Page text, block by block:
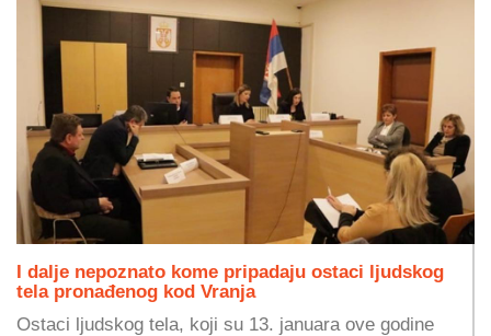
I dalje nepoznato kome pripadaju ostaci ljudskog
tela pronađenog kod Vranja
Ostaci ljudskog tela, koji su 13. januara ove godine